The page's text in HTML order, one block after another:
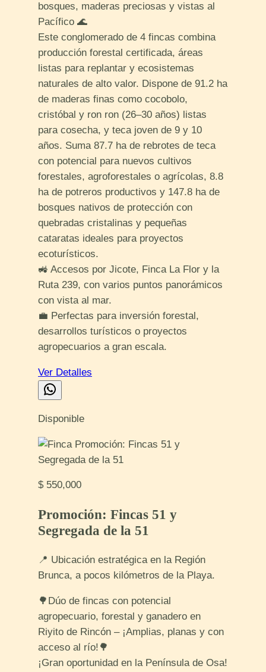
bosques, maderas preciosas y vistas al
Pacífico 🌊
Este conglomerado de 4 fincas combina
producción forestal certificada, áreas
listas para replantar y ecosistemas
naturales de alto valor. Dispone de 91.2 ha
de maderas finas como cocobolo,
cristóbal y ron ron (26–30 años) listas
para cosecha, y teca joven de 9 y 10
años. Suma 87.7 ha de rebrotes de teca
con potencial para nuevos cultivos
forestales, agroforestales o agrícolas, 8.8
ha de potreros productivos y 147.8 ha de
bosques nativos de protección con
quebradas cristalinas y pequeñas
cataratas ideales para proyectos
ecoturísticos.
🚜 Accesos por Jicote, Finca La Flor y la
Ruta 239, con varios puntos panorámicos
con vista al mar.
💼 Perfectas para inversión forestal,
desarrollos turísticos o proyectos
agropecuarios a gran escala.
Ver Detalles
Disponible
$ 550,000
Promoción: Fincas 51 y
Segregada de la 51
📍 Ubicación estratégica en la Región
Brunca, a pocos kilómetros de la Playa.
🌳Dúo de fincas con potencial
agropecuario, forestal y ganadero en
Riyito de Rincón – ¡Amplias, planas y con
acceso al río!🌳
¡Gran oportunidad en la Península de Osa!